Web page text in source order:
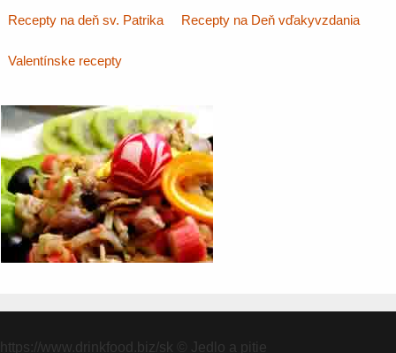
Recepty na deň sv. Patrika Recepty na Deň vďakyvzdania
Valentínske recepty
https://www.drinkfood.biz/sk © Jedlo a pitie